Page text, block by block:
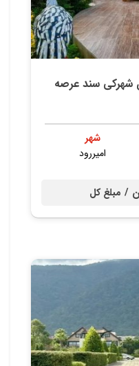
ویلا ۴۰۰ متری شهرکی سند عرصه
شهر
امیررود
مبلغ کل